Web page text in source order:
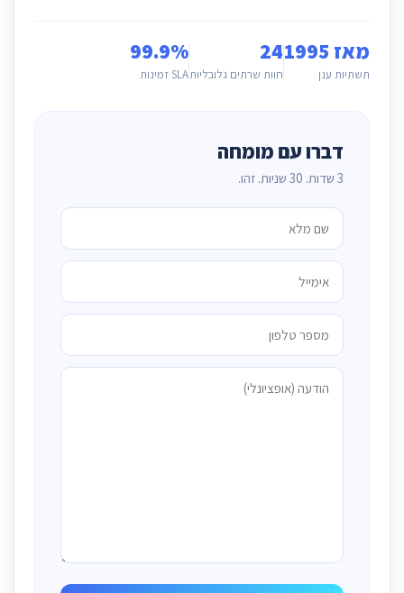
מאז 1995
תשתיות ענן
24
חוות שרתים גלובליות
99.9%
SLA זמינות
דברו עם מומחה
3 שדות. 30 שניות. זהו.